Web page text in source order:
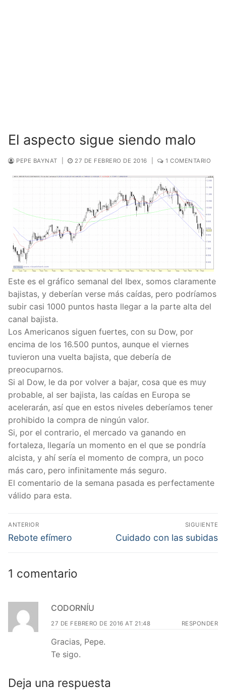
El aspecto sigue siendo malo
PEPE BAYNAT 27 DE FEBRERO DE 2016 1 COMENTARIO
Este es el gráfico semanal del Ibex, somos claramente
bajistas, y deberían verse más caídas, pero podríamos
subir casi 1000 puntos hasta llegar a la parte alta del
canal bajista.
Los Americanos siguen fuertes, con su Dow, por
encima de los 16.500 puntos, aunque el viernes
tuvieron una vuelta bajista, que debería de
preocuparnos.
Si al Dow, le da por volver a bajar, cosa que es muy
probable, al ser bajista, las caídas en Europa se
acelerarán, así que en estos niveles deberíamos tener
prohibido la compra de ningún valor.
Si, por el contrario, el mercado va ganando en
fortaleza, llegaría un momento en el que se pondría
alcista, y ahí sería el momento de compra, un poco
más caro, pero infinitamente más seguro.
El comentario de la semana pasada es perfectamente
válido para esta.
Navegación
de
ANTERIOR
Entrada
Rebote efímero
SIGUIENTE
Entrada
Cuidado con las subidas
1 comentario
CODORNÍU
27 DE FEBRERO DE 2016 AT 21:48 RESPONDER
Gracias, Pepe.
Te sigo.
Deja una respuesta